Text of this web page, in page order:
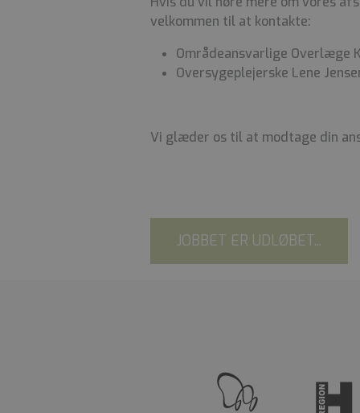
velkommen til at kontakte:
Områdeansvarlige Overlæge
Oversygeplejerske Lene
Vi glæder os til at modtage din
JOBBET ER UDLØBET...